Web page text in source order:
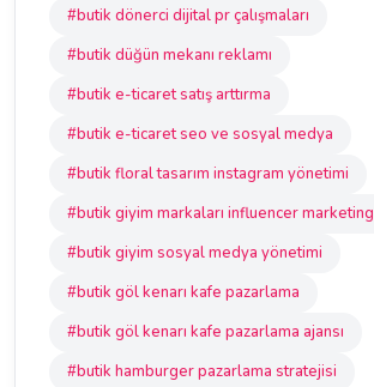
#butik dönerci dijital pr çalışmaları
#butik düğün mekanı reklamı
#butik e-ticaret satış arttırma
#butik e-ticaret seo ve sosyal medya
#butik floral tasarım instagram yönetimi
#butik giyim markaları influencer marketing
#butik giyim sosyal medya yönetimi
#butik göl kenarı kafe pazarlama
#butik göl kenarı kafe pazarlama ajansı
#butik hamburger pazarlama stratejisi